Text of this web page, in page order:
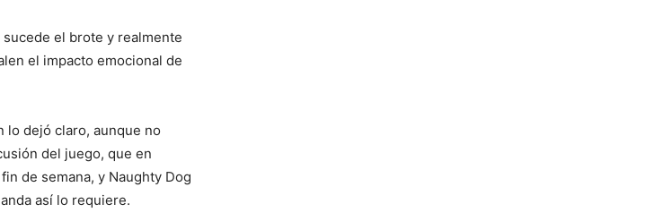
el brote y realmente
el impacto emocional de
lo dejó claro, aunque no
del juego, que en
de semana, y Naughty Dog
así lo requiere.